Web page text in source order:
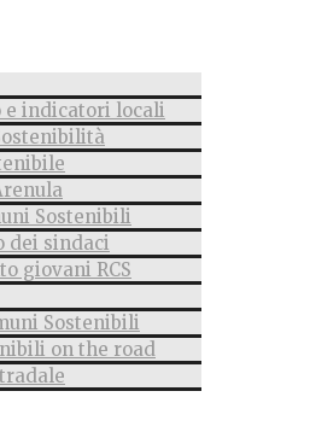
indicatori locali
Sostenibili
dei sindaci
giovani RCS
Sostenibili
on the road